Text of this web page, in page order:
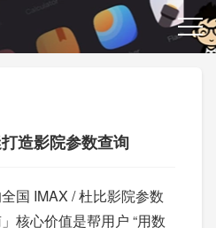
造影院参数查询
国 IMAX / 杜比影院参数
核心价值是帮用户 “用数